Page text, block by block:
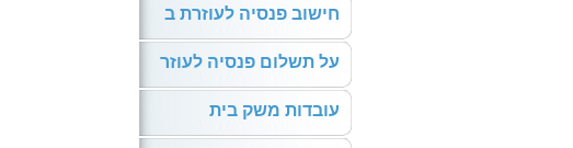
חישוב פנסיה לעוזרת ב
על תשלום פנסיה לעוזר
עובדות משק בית